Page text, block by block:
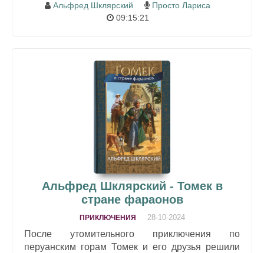
Альфред Шклярский
Просто Лариса
09:15:21
Альфред Шклярский - Томек в
стране фараонов
ПРИКЛЮЧЕНИЯ 28-10-2024
После утомительного приключения по
перуанским горам Томек и его друзья решили